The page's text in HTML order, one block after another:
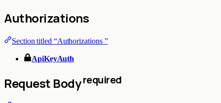
Authorizations
Section titled “Authorizations ”
ApiKeyAuth
Request Bodyrequired